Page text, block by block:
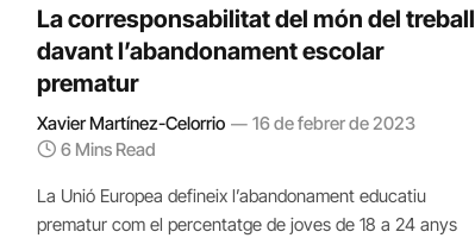
La corresponsabilitat del món del treball
davant l’abandonament escolar
prematur
Xavier Martínez-Celorrio
16 de febrer de 2023
6 Mins Read
La Unió Europea defineix l’abandonament educatiu
prematur com el percentatge de joves de 18 a 24 anys